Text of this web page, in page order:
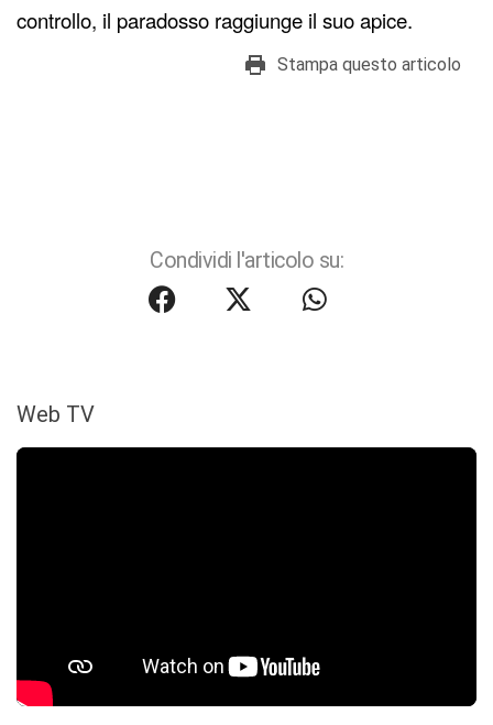
controllo, il paradosso raggiunge il suo apice.
Stampa questo articolo
Condividi l'articolo su:
Web TV